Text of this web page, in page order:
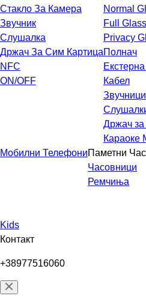
Стакло За Камера
Звучник
Слушалка
Држач За Сим Картица
NFC
ON/OFF
Normal
Full Glass
Privacy
Полнач
Кабел
Звучници
Држач за
Караоке
Мобилни ТелефониПаметни
Часовници
Ремчиња
Kids
Контакт
+38977516060